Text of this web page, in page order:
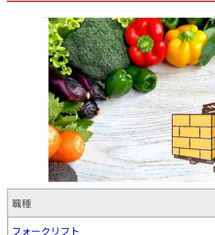
職種
フォークリフト